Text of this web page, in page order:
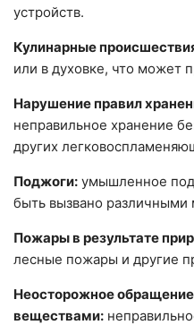
устройств.
Кулинарные
или в духовке, что может
Нарушение правил
неправильное хранение
других
Поджоги: умышленное
быть вызвано различными
Пожары в результате
лесные пожары и другие
Неосторожное
веществами: